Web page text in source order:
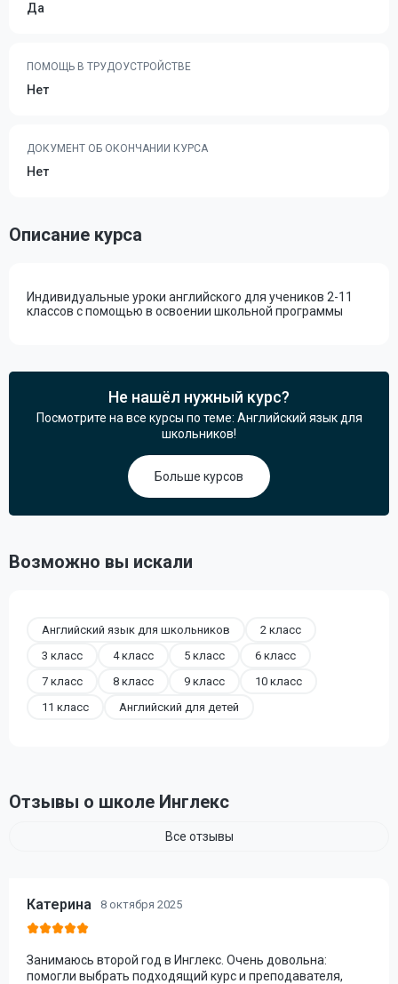
Да
ПОМОЩЬ В ТРУДОУСТРОЙСТВЕ
Нет
ДОКУМЕНТ ОБ ОКОНЧАНИИ КУРСА
Нет
Описание курса
Индивидуальные уроки английского для учеников 2-11
классов с помощью в освоении школьной программы
Не нашёл нужный курс?
Посмотрите на все курсы по теме: Английский язык для
школьников!
Больше курсов
Возможно вы искали
Английский язык для школьников
2 класс
3 класс
4 класс 5 класс
6 класс
7 класс
8 класс 9 класс
10 класс
11 класс
Английский для детей
Отзывы о школе Инглекс
Все отзывы
Катерина 8 октября 2025
Занимаюсь второй год в Инглекс. Очень довольна:
помогли выбрать подходящий курс и преподавателя,